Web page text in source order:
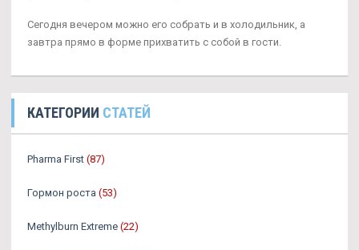
Сегодня вечером можно его собрать и в холодильник, а
завтра прямо в форме прихватить с собой в гости.
КАТЕГОРИИ СТАТЕЙ
Pharma First (87)
Гормон роста (53)
Methylburn Extreme (22)